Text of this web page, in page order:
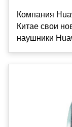
Компания
Китае свои
наушники